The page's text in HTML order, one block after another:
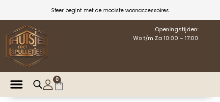
inhoud
Sfeer begint met de mooiste woonaccessoires
Openingstijden:
Wo t/m Za 10:00 – 17:00
0
Winkelwagen